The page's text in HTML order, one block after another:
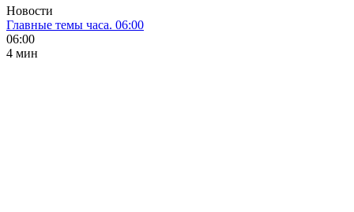
Новости
Главные темы часа. 06:00
06:00
4 мин